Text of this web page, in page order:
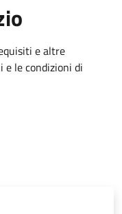
e altre
le condizioni di